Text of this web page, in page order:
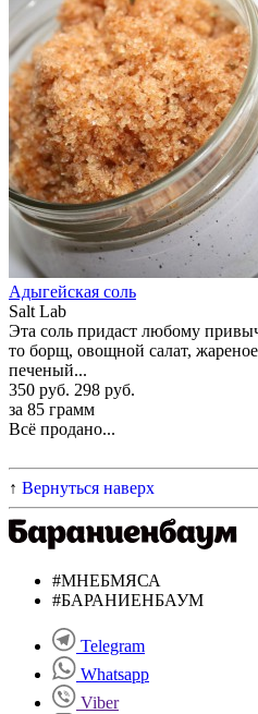
Адыгейская соль
Salt Lab
Эта соль придаст любому
то борщ, овощной салат,
печеный...
350 руб. 298 руб.
за 85 грамм
Всё продано...
↑ Вернуться наверх
#МНЕБМЯСА
#БАРАНИЕНБАУМ
Telegram
Whatsapp
Viber